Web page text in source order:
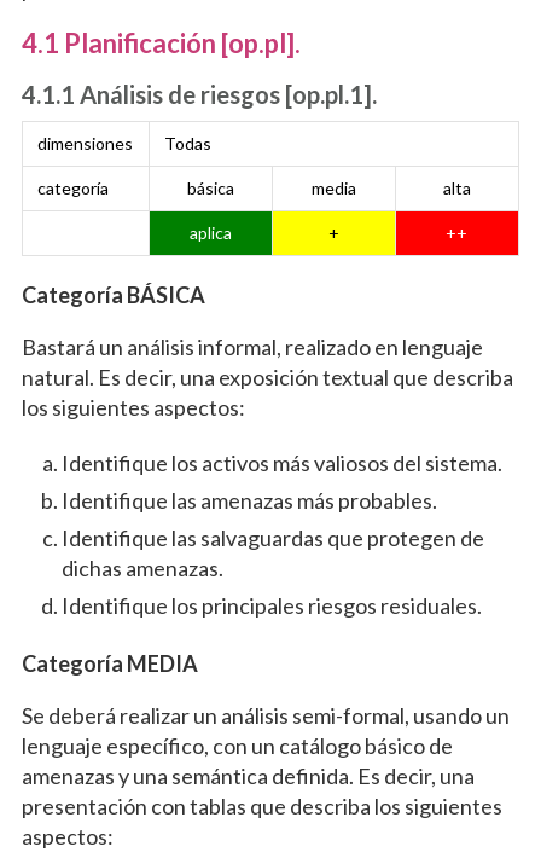
4.1 Planificación [op.pl].
4.1.1 Análisis de riesgos [op.pl.1].
dimensiones Todas
categoría básica media alta
aplica + ++
Categoría BÁSICA
Bastará un análisis informal, realizado en lenguaje
natural. Es decir, una exposición textual que describa
los siguientes aspectos:
Identifique los activos más valiosos del sistema.
Identifique las amenazas más probables.
Identifique las salvaguardas que protegen de
dichas amenazas.
Identifique los principales riesgos residuales.
Categoría MEDIA
Se deberá realizar un análisis semi-formal, usando un
lenguaje específico, con un catálogo básico de
amenazas y una semántica definida. Es decir, una
presentación con tablas que describa los siguientes
aspectos: